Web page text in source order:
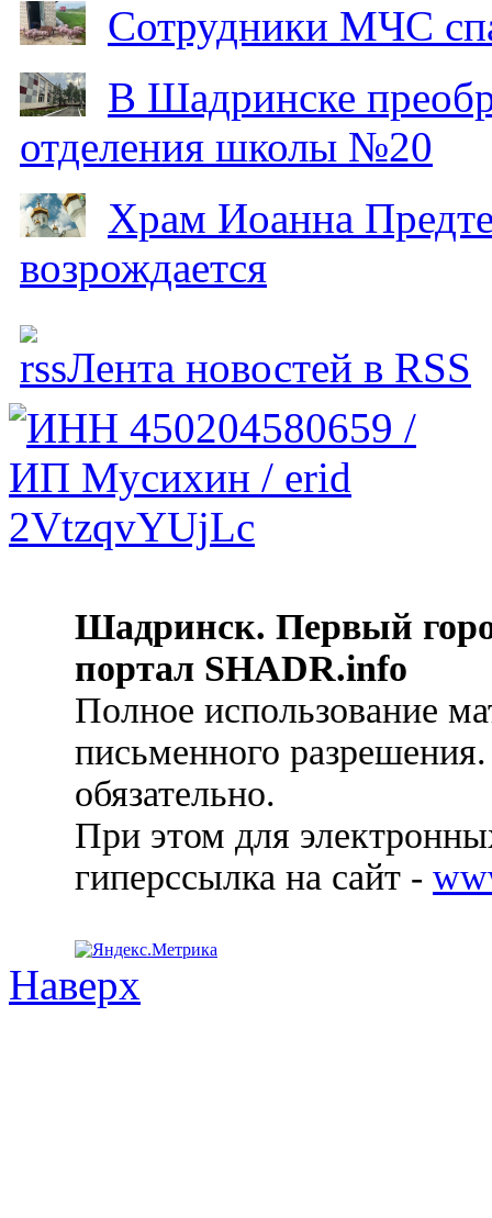
Сотрудники МЧС
В Шадринске
отделения школы №20
Храм Иоанна
возрождается
Лента новостей в RSS
Шадринск. Первый
портал SHADR.info
Полное использование
письменного
обязательно.
При этом для
гиперссылка на сайт -
Наверх